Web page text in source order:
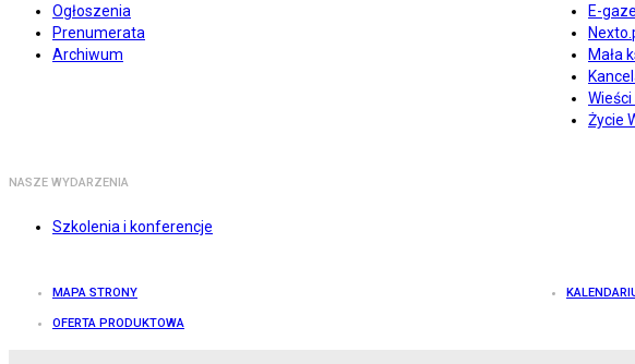
Ogłoszenia
Prenumerata
Archiwum
E-
Mała
Życie
NASZE WYDARZENIA
Szkolenia i konferencje
MAPA STRONY
OFERTA PRODUKTOWA